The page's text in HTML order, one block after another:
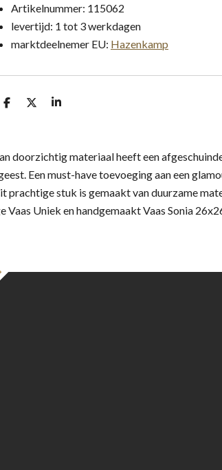
Artikelnummer: 115062
levertijd: 1 tot 3 werkdagen
marktdeelnemer EU: Hazenkamp
D
D
S
doorzichtig materiaal heeft een
Een must-have toevoeging aan een
prachtige stuk is gemaakt van duurzame
Uniek en handgemaakt Vaas Sonia